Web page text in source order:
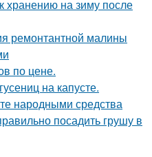
хранению на зиму после
ремонтантной малины
по цене.
на капусте.
народными средства
посадить грушу в